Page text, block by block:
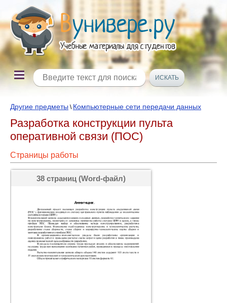
Другие предметы \ Компьютерные сети передачи данных
Разработка конструкции пульта
оперативной связи (ПОС)
Страницы работы
38 страниц (Word-файл)